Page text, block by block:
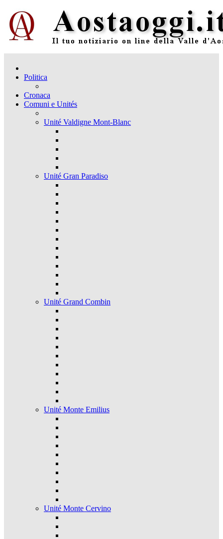
Politica
Cronaca
Comuni e Unités
Unité Valdigne Mont-Blanc
Unité Gran Paradiso
Unité Grand Combin
Unité Monte Emilius
Unité Monte Cervino